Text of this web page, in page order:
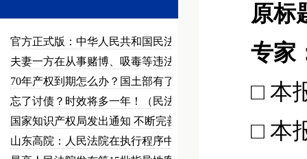
官方正式版：中华人民共和国民法总…
夫妻一方在从事赌博、吸毒等违法犯…
70年产权到期怎么办？国土部有了…
忘了讨债？时效将多一年！（民法草…
国家知识产权局发出通知 不断完善…
山东高院：人民法院在执行程序中可…
原标题
专家：
□ 本报
□ 本报